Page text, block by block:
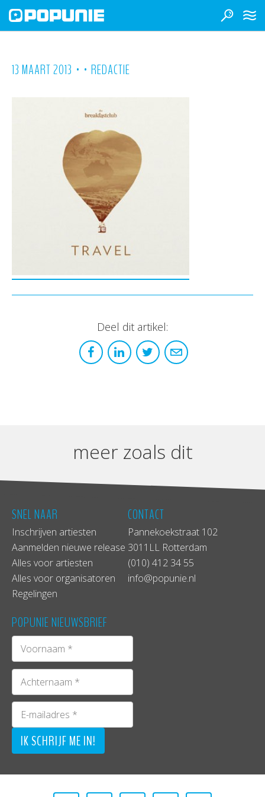
13 MAART 2013 • • REDACTIE
Deel dit artikel:
meer zoals dit
SNEL NAAR
Inschrijven artiesten
Aanmelden nieuwe release
Alles voor artiesten
Alles voor organisatoren
Regelingen
CONTACT
Pannekoekstraat 102
3011LL Rotterdam
(010) 412 34 55
info@popunie.nl
POPUNIE NIEUWSBRIEF